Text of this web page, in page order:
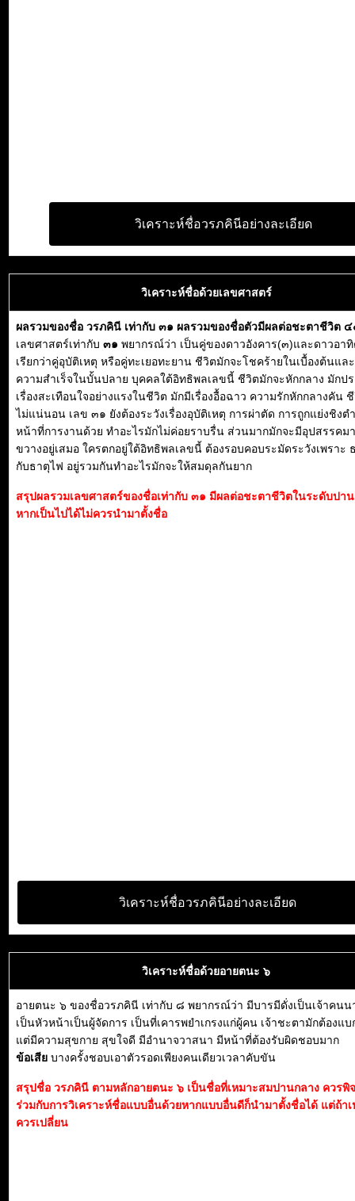
วิเคราะห์ชื่อวรภคินีอย่างละเอียด
วิเคราะห์ชื่อด้วยเลขศาสตร์
ผลรวมของชื่อ วรภคินี เท่ากับ ๓๑ ผลรวมของชื่อตัวมีผลต่อชะตาชีวิต ๔
เลขศาสตร์เท่ากับ ๓๑ พยากรณ์ว่า เป็นคู่ของดาวอังคาร(๓)และดาวอา
เรียกว่าคู่อุบัติเหตุ หรือคู่ทะเยอทะยาน ชีวิตมักจะโชคร้ายในเบื้องต้นแล
ความสำเร็จในบั้นปลาย บุคคลใต้อิทธิพลเลขนี้ ชีวิตมักจะหักกลาง มักป
เรื่องสะเทือนใจอย่างแรงในชีวิต มักมีเรื่องอื้อฉาว ความรักหักกลางคัน
ไม่แน่นอน เลข ๓๑ ยังต้องระวังเรื่องอุบัติเหตุ การผ่าตัด การถูกแย่งชิงต
หน้าที่การงานด้วย ทำอะไรมักไม่ค่อยราบรื่น ส่วนมากมักจะมีอุปสรรคม
ขวางอยู่เสมอ ใครตกอยู่ใต้อิทธิพลเลขนี้ ต้องรอบคอบระมัดระวังเพราะ
กับธาตุไฟ อยู่รวมกันทำอะไรมักจะให้สมดุลกันยาก
สรุปผลรวมเลขศาสตร์ของชื่อเท่ากับ ๓๑ มีผลต่อชะตาชีวิตในระดับปา
หากเป็นไปได้ไม่ควรนำมาตั้งชื่อ
วิเคราะห์ชื่อวรภคินีอย่างละเอียด
วิเคราะห์ชื่อด้วยอายตนะ ๖
อายตนะ ๖ ของชื่อวรภคินี เท่ากับ ๘ พยากรณ์ว่า มีบารมีดั่งเป็นเจ้าคน
เป็นหัวหน้าเป็นผู้จัดการ เป็นที่เคารพยำเกรงแก่ผู้คน เจ้าชะตามักต้องแบ
แต่มีความสุขกาย สุขใจดี มีอำนาจวาสนา มีหน้าที่ต้องรับผิดชอบมาก
ข้อเสีย บางครั้งชอบเอาตัวรอดเพียงคนเดียวเวลาคับขัน
สรุปชื่อ วรภคินี ตามหลักอายตนะ ๖ เป็นชื่อที่เหมาะสมปานกลาง ควรพิ
ร่วมกับการวิเคราะห์ชื่อแบบอื่นด้วยหากแบบอื่นดีก็นำมาตั้งชื่อได้ แต่ถ้า
ควรเปลี่ยน